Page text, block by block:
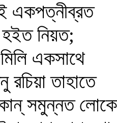
একপত্নীব্রত
হইত নিয়ত;
একসাথে
রচিয়া তাহাতে
সমুন্নত লোকে